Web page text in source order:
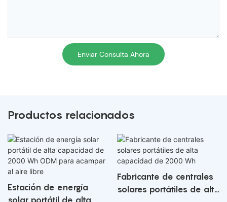
Enviar Consulta Ahora
Productos relacionados
Estación de energía
Fabricante de centrales
solares portátiles de alta